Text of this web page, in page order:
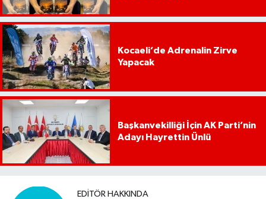
Kocaeli’de Adrenalin Zirve
Yapacak
Başkanvekilliği İçin AK Parti’nin
Adayı Hayrettin Ünlü
EDITÖR HAKKINDA